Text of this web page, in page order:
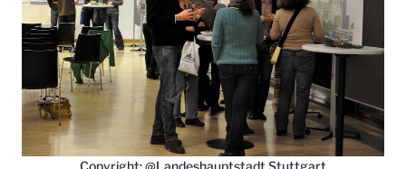
Copyright: @Landeshauptstadt Stuttgart